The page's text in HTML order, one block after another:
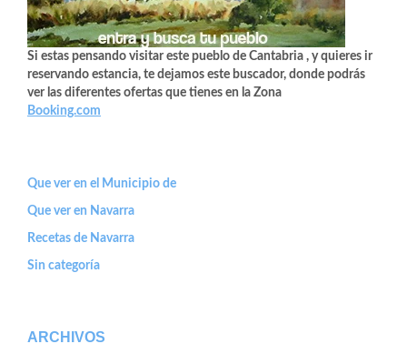
Si estas pensando visitar este pueblo de Cantabria , y quieres ir
reservando estancia, te dejamos este buscador, donde podrás
ver las diferentes ofertas que tienes en la Zona
Booking.com
Que ver en el Municipio de
Que ver en Navarra
Recetas de Navarra
Sin categoría
ARCHIVOS